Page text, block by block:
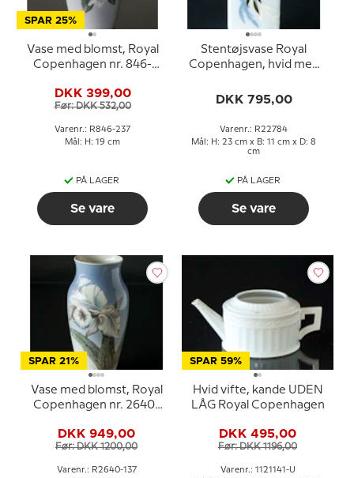
SPAR 25%
Vase med blomst, Royal
Copenhagen nr. 846-
DKK 399,00
Før: DKK 532,00
Varenr.: R846-237
Mål: H: 19 cm
PÅ LAGER
Se vare
Stentøjsvase Royal
Copenhagen, hvid med
DKK 795,00
Varenr.: R22784
Mål: H: 23 cm x B: 11 cm x D: 8
cm
PÅ LAGER
Se vare
SPAR 21%
Vase med blomst, Royal
Copenhagen nr. 2640-
DKK 949,00
Før: DKK 1200,00
Varenr.: R2640-137
SPAR 59%
Hvid vifte, kande UDEN
LÅG Royal Copenhagen
DKK 495,00
Før: DKK 1196,00
Varenr.: 1121141-U